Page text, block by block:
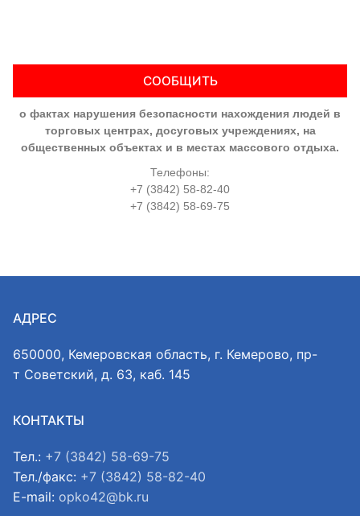
СООБЩИТЬ
о фактах нарушения безопасности нахождения людей в
торговых центрах, досуговых учреждениях, на
общественных объектах и в местах массового отдыха.
Телефоны:
+7 (3842) 58-82-40
+7 (3842) 58-69-75
АДРЕС
650000, Кемеровская область, г. Кемерово, пр-
т Советский, д. 63, каб. 145
КОНТАКТЫ
Тел.: +7 (3842) 58-69-75
Тел./факс: +7 (3842) 58-82-40
E-mail: opko42@bk.ru